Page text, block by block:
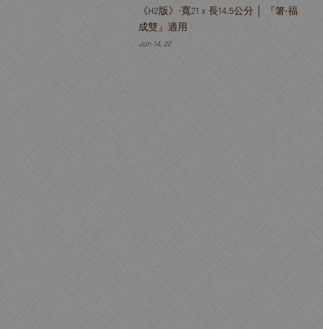
《H2版》-寬21 x 長14.5公分 │ 『箸‧福
成雙』適用
Jun 14, 22